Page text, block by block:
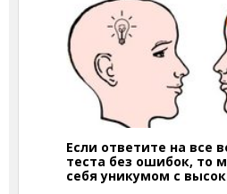
Если ответите на все
теста без ошибок, то
себя уникумом с